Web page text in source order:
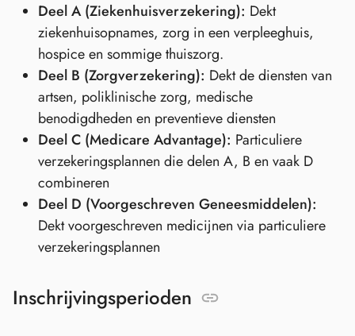
Deel A (Ziekenhuisverzekering): Dekt
ziekenhuisopnames, zorg in een verpleeghuis,
hospice en sommige thuiszorg.
Deel B (Zorgverzekering): Dekt de diensten van
artsen, poliklinische zorg, medische
benodigdheden en preventieve diensten
Deel C (Medicare Advantage): Particuliere
verzekeringsplannen die delen A, B en vaak D
combineren
Deel D (Voorgeschreven Geneesmiddelen):
Dekt voorgeschreven medicijnen via particuliere
verzekeringsplannen
Inschrijvingsperioden